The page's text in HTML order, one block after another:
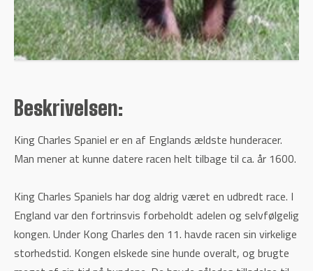
Beskrivelsen:
King Charles Spaniel er en af Englands ældste hunderacer.
Man mener at kunne datere racen helt tilbage til ca. år 1600.
King Charles Spaniels har dog aldrig været en udbredt race. I
England var den fortrinsvis forbeholdt adelen og selvfølgelig
kongen. Under Kong Charles den 11. havde racen sin virkelige
storhedstid. Kongen elskede sine hunde overalt, og brugte